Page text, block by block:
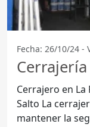
Fecha: 26/10/24 -
Cerrajero en La
Salto La cerrajería es un aspecto fundamental para
mantener la